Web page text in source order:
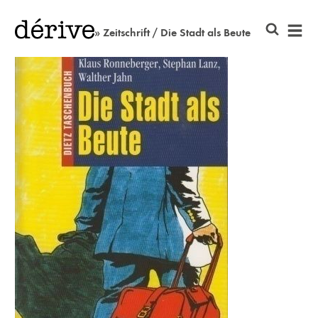
» Zeitschrift / Die Stadt als Beute